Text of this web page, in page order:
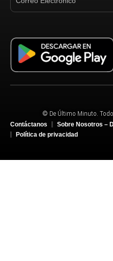
© De Último Minuto.
Contáctanos
Sobre Nosotros –
Política de privacidad